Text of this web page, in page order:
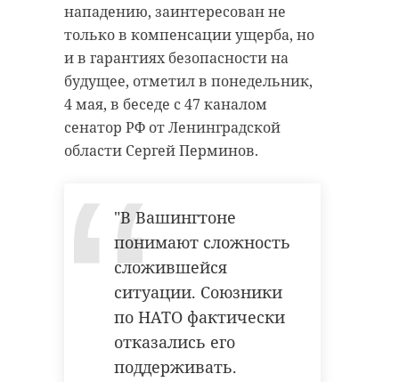
нападению, заинтересован не
только в компенсации ущерба, но
и в гарантиях безопасности на
будущее, отметил в понедельник,
4 мая, в беседе с 47 каналом
сенатор РФ от Ленинградской
области Сергей Перминов.
"В Вашингтоне
понимают сложность
сложившейся
ситуации. Союзники
по НАТО фактически
отказались его
поддерживать.